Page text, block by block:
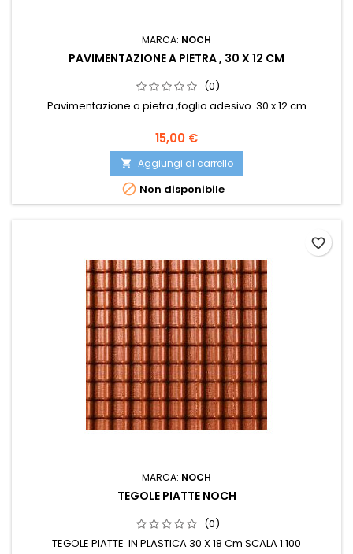
MARCA: NOCH
PAVIMENTAZIONE A PIETRA , 30 X 12 CM
(0)
Pavimentazione a pietra ,foglio adesivo 30 x 12 cm
15,00 €
 Aggiungi al carrello
 Non disponibile
MARCA: NOCH
TEGOLE PIATTE NOCH
(0)
TEGOLE PIATTE IN PLASTICA 30 X 18 Cm SCALA 1:100
favorite_border